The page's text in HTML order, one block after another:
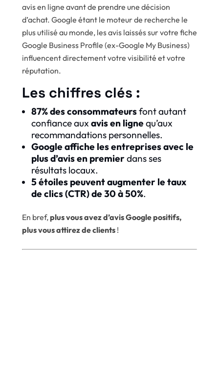
avis en ligne avant de prendre une décision
d’achat. Google étant le moteur de recherche le
plus utilisé au monde, les avis laissés sur votre fiche
Google Business Profile (ex-Google My Business)
influencent directement votre visibilité et votre
réputation.
Les chiffres clés :
87% des consommateursfont autant
confiance aux avis en lignequ’aux
recommandations personnelles.
Google affiche les entreprises avec le
plus d’avis en premierdans ses
résultats locaux.
5 étoiles peuvent augmenter le taux
de clics (CTR) de 30 à 50%.
En bref,plus vous avez d’avis Google positifs,
plus vous attirez de clients!